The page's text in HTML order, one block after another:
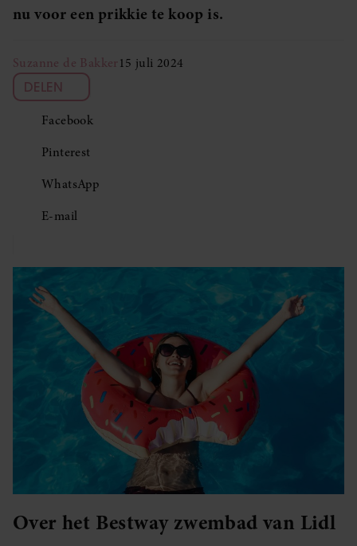
nu voor een prikkie te koop is.
Suzanne de Bakker15 juli 2024
DELEN
Facebook
Pinterest
WhatsApp
E-mail
Over het Bestway zwembad van Lidl